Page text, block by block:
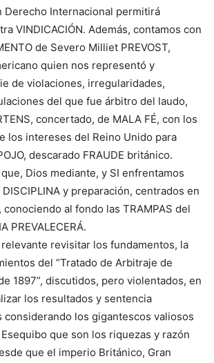
Derecho Internacional permitirá
VINDICACIÓN. Además, contamos con
de Severo Milliet PREVOST,
quien nos representó y
de violaciones, irregularidades,
del que fue árbitro del laudo,
concertado, de MALA FÉ, con los
los intereses del Reino Unido para
descarado FRAUDE británico.
Dios mediante, y SI enfrentamos
y preparación, centrados en
al fondo las TRAMPAS del
PREVALECERÁ.
revisitar los fundamentos, la
del “Tratado de Arbitraje de
1897”, discutidos, pero violentados, en
los resultados y sentencia
los gigantescos valiosos
Esequibo que son los riquezas y razón
que el imperio Británico, Gran